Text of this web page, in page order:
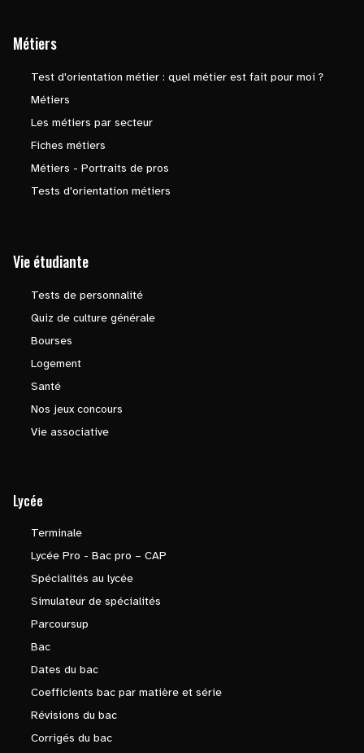
Métiers
Test d'orientation métier : quel métier est fait pour moi ?
Métiers
Les métiers par secteur
Fiches métiers
Métiers - Portraits de pros
Tests d'orientation métiers
Vie étudiante
Tests de personnalité
Quiz de culture générale
Bourses
Logement
Santé
Nos jeux concours
Vie associative
Lycée
Terminale
Lycée Pro - Bac pro – CAP
Spécialités au lycée
Simulateur de spécialités
Parcoursup
Bac
Dates du bac
Coefficients bac par matière et série
Révisions du bac
Corrigés du bac